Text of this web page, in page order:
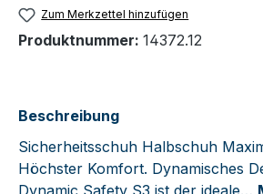
Zum Merkzettel hinzufügen
Produktnummer: 14372.12
Beschreibung
Sicherheitsschuh Halbschuh
Höchster Komfort. Dynamisches